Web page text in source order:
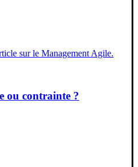
ou contrainte ?